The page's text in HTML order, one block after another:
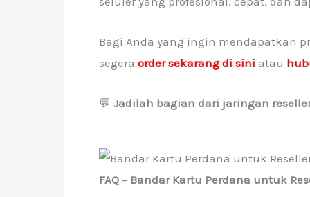
Bagi Anda yang ingin mendapatkan
segera order sekarang di sini atau
💬 Jadilah bagian dari jaringan
FAQ – Bandar Kartu Perdana untuk